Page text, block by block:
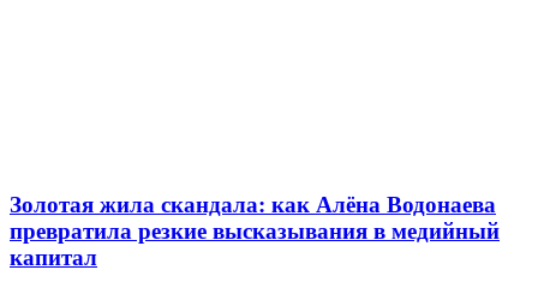
Золотая жила скандала: как Алёна Водонаева
превратила резкие высказывания в медийный
капитал